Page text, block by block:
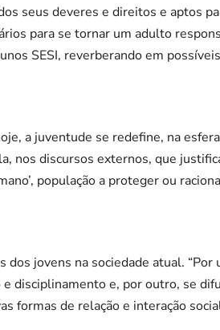
seus deveres e direitos e aptos
para se tornar um adulto
SESI, reverberando em
a juventude se redefine, na
nos discursos externos, que
população a proteger ou
dos jovens na sociedade atual.
disciplinamento e, por outro, se
formas de relação e interação